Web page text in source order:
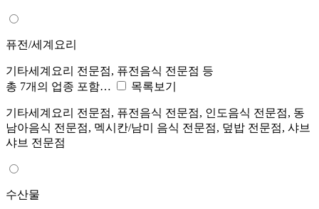
퓨전/세계요리
기타세계요리 전문점, 퓨전음식 전문점 등
총 7개의 업종 포함…
목록보기
기타세계요리 전문점, 퓨전음식 전문점, 인도음식 전문점, 동
남아음식 전문점, 멕시칸/남미 음식 전문점, 덮밥 전문점, 샤브
샤브 전문점
수산물